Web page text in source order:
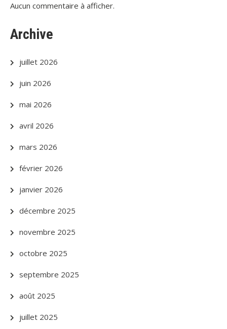
Aucun commentaire à afficher.
Archive
juillet 2026
juin 2026
mai 2026
avril 2026
mars 2026
février 2026
janvier 2026
décembre 2025
novembre 2025
octobre 2025
septembre 2025
août 2025
juillet 2025